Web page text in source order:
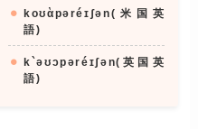
koʊὰpəréɪʃən(米国英
語)
k`əʊɔpəréɪʃən(英国英
語)